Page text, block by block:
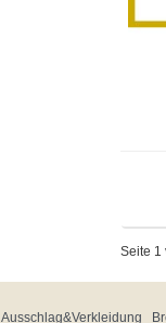
Seite 1
Ausschlag&Verkleidung